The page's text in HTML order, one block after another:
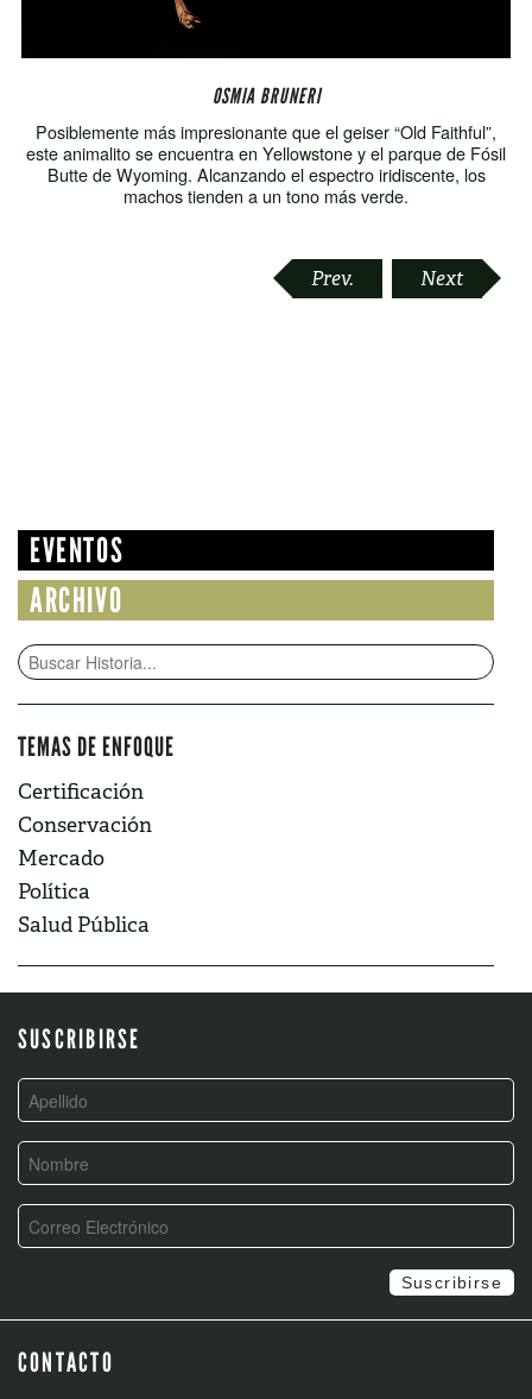
OSMIA BRUNERI
Posiblemente más impresionante que el geiser “Old Faithful”,
este animalito se encuentra en Yellowstone y el parque de Fósil
Butte de Wyoming. Alcanzando el espectro iridiscente, los
machos tienden a un tono más verde.
Prev. Next
EVENTOS
ARCHIVO
TEMAS DE ENFOQUE
Certificación
Conservación
Mercado
Política
Salud Pública
SUSCRIBIRSE
CONTACTO